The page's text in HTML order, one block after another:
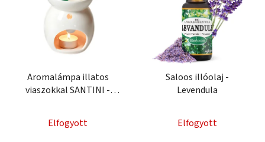
Aromalámpa illatos
viaszokkal SANTINI -
Elfogyott
Saloos illóolaj -
Levendula
Elfogyott